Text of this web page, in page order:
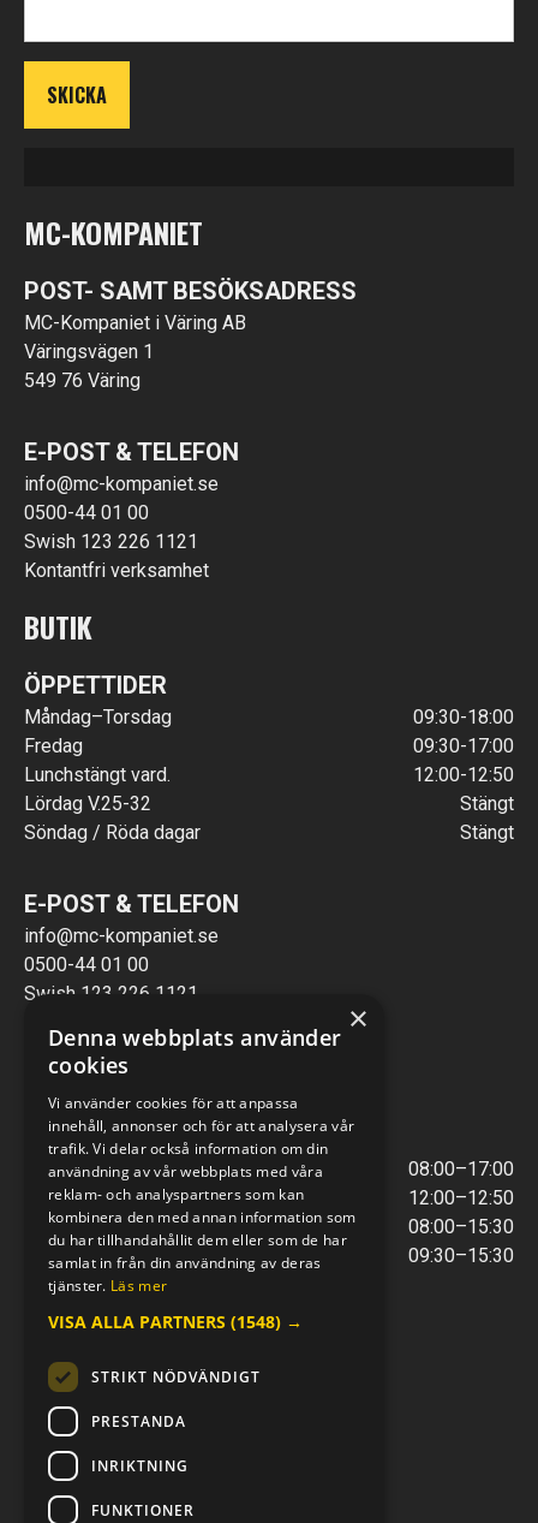
MC-KOMPANIET
POST- SAMT BESÖKSADRESS
MC-Kompaniet i Väring AB
Väringsvägen 1
549 76 Väring
E-POST & TELEFON
info@mc-kompaniet.se
0500-44 01 00
Swish 123 226 1121
Kontantfri verksamhet
BUTIK
ÖPPETTIDER
Måndag–Torsdag
09:30-18:00
Fredag
09:30-17:00
Lunchstängt vard.
12:00-12:50
Lördag V.25-32
Stängt
Söndag / Röda dagar
Stängt
E-POST & TELEFON
info@mc-kompaniet.se
0500-44 01 00
Swish 123 226 1121
VERKSTAD
ÖPPETTIDER
Måndag - Torsdag
08:00–17:00
Lunchstängt
12:00–12:50
Fredagar
08:00–15:30
Telefontider
09:30–15:30
E-POST & TELEFON
verkstaden@mc-kompaniet.se
0500-44 01 00
Swish 123 226 1121
Kontantfri verksamhet
FÖLJ OSS
×
Denna webbplats använder
cookies
Vi använder cookies för att anpassa
innehåll, annonser och för att analysera vår
trafik. Vi delar också information om din
användning av vår webbplats med våra
reklam- och analyspartners som kan
kombinera den med annan information som
du har tillhandahållit dem eller som de har
samlat in från din användning av deras
tjänster. Läs mer
VISA ALLA PARTNERS (1548) →
STRIKT NÖDVÄNDIGT
PRESTANDA
INRIKTNING
FUNKTIONER